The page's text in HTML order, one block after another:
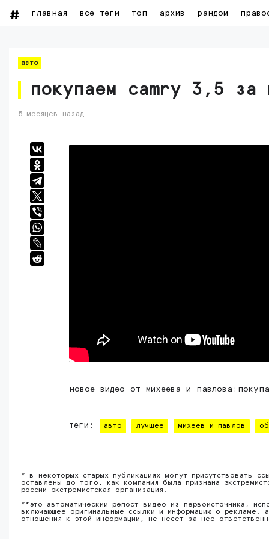
главная все теги топ архив рандом
авто
покупаем camry 3,5 за
5 месяцев назад
новое видео от михеева и
теги: авто лучшее михеев и павлов
* в некоторых старых публикациях могут присутствовать
оставлены до того, как компания была признана
россии экстремистская организация.
**это автоматический репост видео из первоисточника,
включающее оригинальные ссылки и информацию о рекламе.
отношения к этой информации, не несет за нее